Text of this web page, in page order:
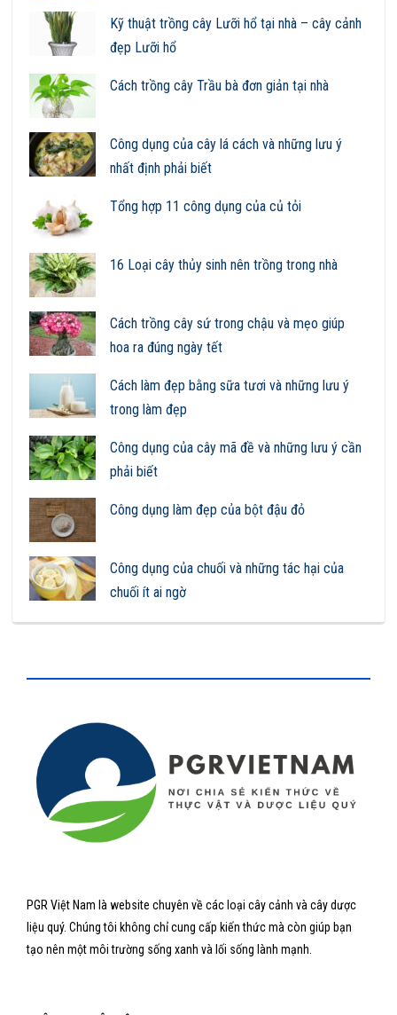
Kỹ thuật trồng cây Lưỡi hổ tại nhà – cây cảnh
đẹp Lưỡi hổ
Cách trồng cây Trầu bà đơn giản tại nhà
Công dụng của cây lá cách và những lưu ý
nhất định phải biết
Tổng hợp 11 công dụng của củ tỏi
16 Loại cây thủy sinh nên trồng trong nhà
Cách trồng cây sứ trong chậu và mẹo giúp
hoa ra đúng ngày tết
Cách làm đẹp bằng sữa tươi và những lưu ý
trong làm đẹp
Công dụng của cây mã đề và những lưu ý cần
phải biết
Công dụng làm đẹp của bột đậu đỏ
Công dụng của chuối và những tác hại của
chuối ít ai ngờ
PGR Việt Nam là website chuyên về các loại cây cảnh và cây dược
liệu quý. Chúng tôi không chỉ cung cấp kiến thức mà còn giúp bạn
tạo nên một môi trường sống xanh và lối sống lành mạnh.